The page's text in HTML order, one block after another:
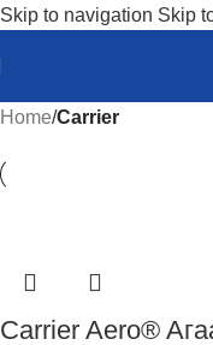
Skip to navigation Skip
Home/Carrier
Carrier Aero®